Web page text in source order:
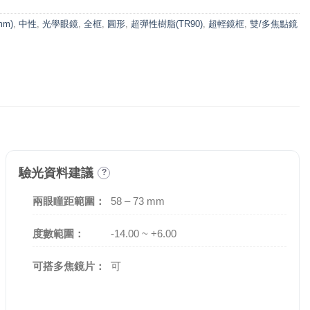
中性 光學眼鏡 全框 圓形 超彈性樹脂(TR90) 超輕鏡框 雙/多焦點鏡
驗光資料建議 ?
兩眼瞳距範圍： 58 – 73 mm
度數範圍： -14.00 ~ +6.00
可搭多焦鏡片： 可